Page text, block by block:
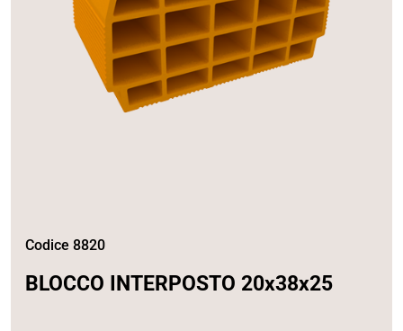
Codice 8820
BLOCCO INTERPOSTO 20x38x25